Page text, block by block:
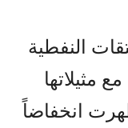
النفطية
مثيلاتها
انخفاضاً